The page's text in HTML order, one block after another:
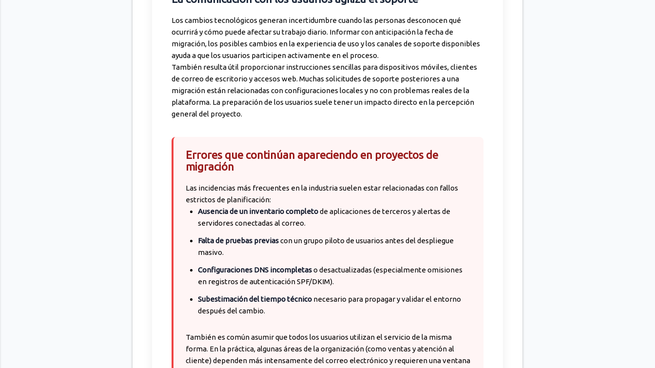
Los cambios tecnológicos generan incertidumbre cuando las personas desconocen qué
ocurrirá y cómo puede afectar su trabajo diario. Informar con anticipación la fecha de
migración, los posibles cambios en la experiencia de uso y los canales de soporte disponibles
ayuda a que los usuarios participen activamente en el proceso.
También resulta útil proporcionar instrucciones sencillas para dispositivos móviles, clientes
de correo de escritorio y accesos web. Muchas solicitudes de soporte posteriores a una
migración están relacionadas con configuraciones locales y no con problemas reales de la
plataforma. La preparación de los usuarios suele tener un impacto directo en la percepción
general del proyecto.
Errores que continúan apareciendo en proyectos de
migración
Las incidencias más frecuentes en la industria suelen estar relacionadas con fallos
estrictos de planificación:
Ausencia de un inventario completode aplicaciones de terceros y alertas de
servidores conectadas al correo.
Falta de pruebas previascon un grupo piloto de usuarios antes del despliegue
masivo.
Configuraciones DNS incompletaso desactualizadas (especialmente omisiones
en registros de autenticación SPF/DKIM).
Subestimación del tiempo técnico necesario para propagar y validar el entorno
después del cambio.
También es común asumir que todos los usuarios utilizan el servicio de la misma
forma. En la práctica, algunas áreas de la organización (como ventas y atención al
cliente) dependen más intensamente del correo electrónico y requieren una ventana